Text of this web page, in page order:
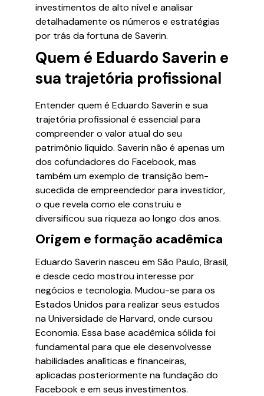
investimentos de alto nível e analisar
detalhadamente os números e estratégias
por trás da fortuna de Saverin.
Quem é Eduardo Saverin e
sua trajetória profissional
Entender quem é Eduardo Saverin e sua
trajetória profissional é essencial para
compreender o valor atual do seu
patrimônio líquido. Saverin não é apenas um
dos cofundadores do Facebook, mas
também um exemplo de transição bem-
sucedida de empreendedor para investidor,
o que revela como ele construiu e
diversificou sua riqueza ao longo dos anos.
Origem e formação acadêmica
Eduardo Saverin nasceu em São Paulo, Brasil,
e desde cedo mostrou interesse por
negócios e tecnologia. Mudou-se para os
Estados Unidos para realizar seus estudos
na Universidade de Harvard, onde cursou
Economia. Essa base acadêmica sólida foi
fundamental para que ele desenvolvesse
habilidades analíticas e financeiras,
aplicadas posteriormente na fundação do
Facebook e em seus investimentos.